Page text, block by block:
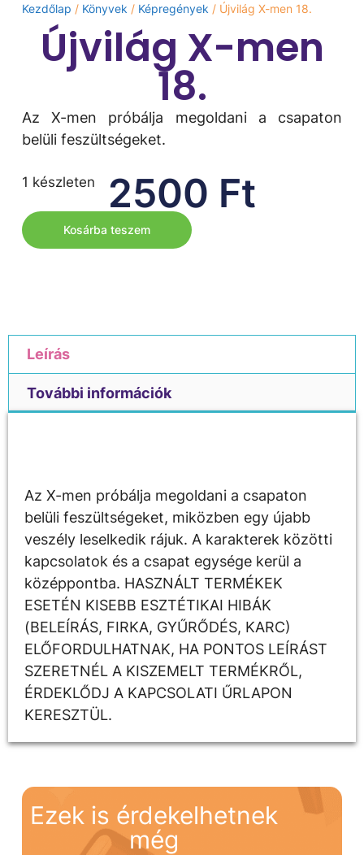
Kezdőlap / Könyvek / Képregények / Újvilág X-men 18.
Újvilág X-men
18.
Az X-men próbálja megoldani a csapaton
belüli feszültségeket.
2500 Ft
1 készleten
Kosárba teszem
Leírás
További információk
Az X-men próbálja megoldani a csapaton
belüli feszültségeket, miközben egy újabb
veszély leselkedik rájuk. A karakterek közötti
kapcsolatok és a csapat egysége kerül a
középpontba. HASZNÁLT TERMÉKEK
ESETÉN KISEBB ESZTÉTIKAI HIBÁK
(BELEÍRÁS, FIRKA, GYŰRŐDÉS, KARC)
ELŐFORDULHATNAK, HA PONTOS LEÍRÁST
SZERETNÉL A KISZEMELT TERMÉKRŐL,
ÉRDEKLŐDJ A KAPCSOLATI ŰRLAPON
KERESZTÜL.
Ezek is érdekelhetnek
még